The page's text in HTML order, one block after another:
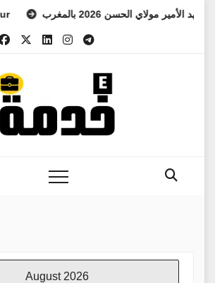
العهد الأمير مولاي الحسن 2026 بالمغرب
August 2026